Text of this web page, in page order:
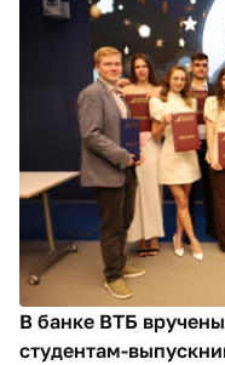
В банке ВТБ
студентам-